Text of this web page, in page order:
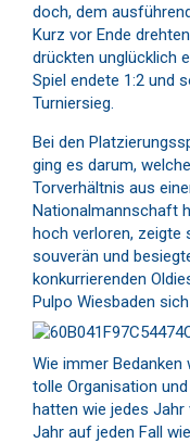
doch, dem
Kurz vor Ende
drückten unglücklich
Spiel endete 1:2 und
Turniersieg.
Bei den
ging es darum,
Torverhältnis aus
Nationalmannschaft
hoch verloren, zeigte
souverän und
konkurrierenden
Pulpo Wiesbaden
Wie immer
tolle Organisation
hatten wie jedes Jahr
Jahr auf jeden Fall